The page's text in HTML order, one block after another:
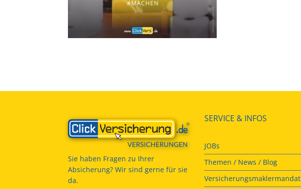
Sie haben Fragen zu Ihrer
Absicherung? Wir sind gerne für sie
da.
SERVICE & INFOS
JOBs
Themen / News / Blog
Versicherungsmaklermandat